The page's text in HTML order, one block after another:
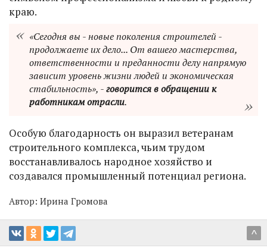
краю.
«Сегодня вы - новые поколения строителей -
продолжаете их дело... От вашего мастерства,
ответственности и преданности делу напрямую
зависит уровень жизни людей и экономическая
стабильность», -говорится в обращении к
работникам отрасли.
Особую благодарность он выразил ветеранам
строительного комплекса, чьим трудом
восстанавливалось народное хозяйство и
создавался промышленный потенциал региона.
Автор: Ирина Громова
^